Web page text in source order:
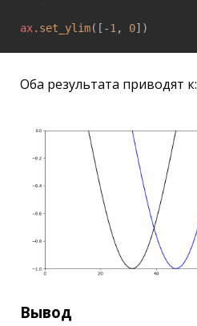
ax.set_ylim([-1 , 0
Оба результата приводят к:
Вывод